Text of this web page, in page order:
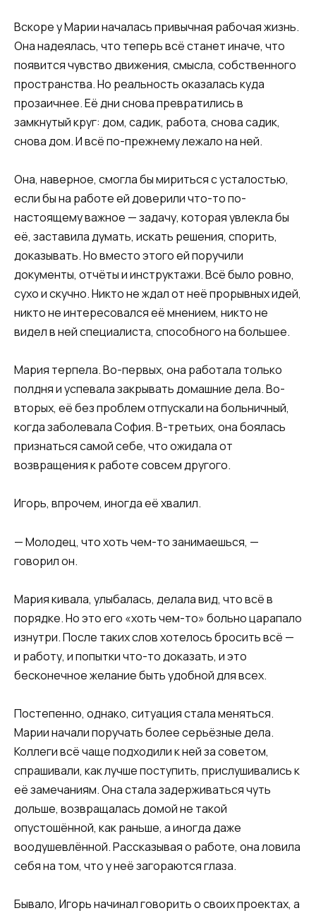
Вскоре у Марии началась привычная рабочая жизнь.
Она надеялась, что теперь всё станет иначе, что
появится чувство движения, смысла, собственного
пространства. Но реальность оказалась куда
прозаичнее. Её дни снова превратились в
замкнутый круг: дом, садик, работа, снова садик,
снова дом. И всё по-прежнему лежало на ней.
Она, наверное, смогла бы мириться с усталостью,
если бы на работе ей доверили что-то по-
настоящему важное — задачу, которая увлекла бы
её, заставила думать, искать решения, спорить,
доказывать. Но вместо этого ей поручили
документы, отчёты и инструктажи. Всё было ровно,
сухо и скучно. Никто не ждал от неё прорывных идей,
никто не интересовался её мнением, никто не
видел в ней специалиста, способного на большее.
Мария терпела. Во-первых, она работала только
полдня и успевала закрывать домашние дела. Во-
вторых, её без проблем отпускали на больничный,
когда заболевала София. В-третьих, она боялась
признаться самой себе, что ожидала от
возвращения к работе совсем другого.
Игорь, впрочем, иногда её хвалил.
— Молодец, что хоть чем-то занимаешься, —
говорил он.
Мария кивала, улыбалась, делала вид, что всё в
порядке. Но это его «хоть чем-то» больно царапало
изнутри. После таких слов хотелось бросить всё —
и работу, и попытки что-то доказать, и это
бесконечное желание быть удобной для всех.
Постепенно, однако, ситуация стала меняться.
Марии начали поручать более серьёзные дела.
Коллеги всё чаще подходили к ней за советом,
спрашивали, как лучше поступить, прислушивались к
её замечаниям. Она стала задерживаться чуть
дольше, возвращалась домой не такой
опустошённой, как раньше, а иногда даже
воодушевлённой. Рассказывая о работе, она ловила
себя на том, что у неё загораются глаза.
Бывало, Игорь начинал говорить о своих проектах, а